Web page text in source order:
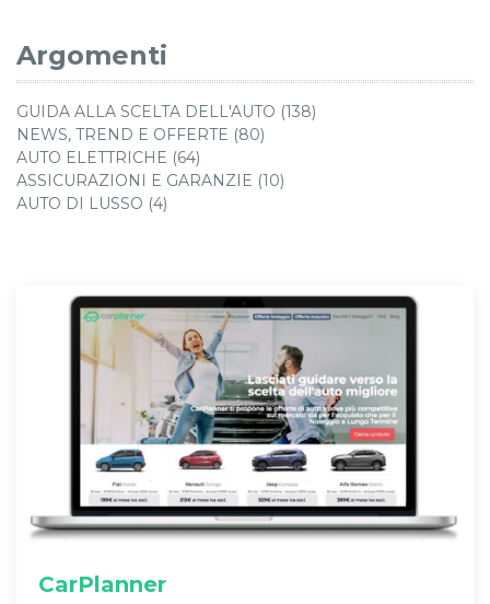
Argomenti
GUIDA ALLA SCELTA DELL'AUTO (138)
NEWS, TREND E OFFERTE (80)
AUTO ELETTRICHE (64)
ASSICURAZIONI E GARANZIE (10)
AUTO DI LUSSO (4)
CarPlanner